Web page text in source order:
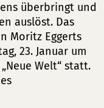
überbringt und
auslöst. Das
Moritz Eggerts
23. Januar um
Welt“ statt.